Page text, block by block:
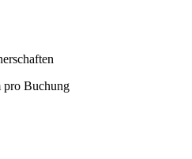
pro Buchung